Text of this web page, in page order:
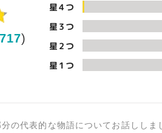
)
星4つ
星3つ
星2つ
星1つ
の代表的な物語についてお話ししま